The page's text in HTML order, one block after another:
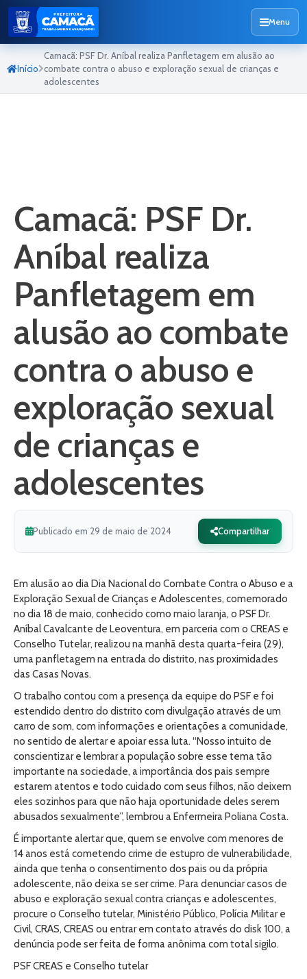
Menu
Início
Camacã: PSF Dr. Aníbal realiza Panfletagem em alusão ao
combate contra o abuso e exploração sexual de crianças e
adolescentes
Camacã: PSF Dr.
Aníbal realiza
Panfletagem em
alusão ao combate
contra o abuso e
exploração sexual
de crianças e
adolescentes
Publicado em 29 de maio de 2024 Compartilhar
Em alusão ao dia Dia Nacional do Combate Contra o Abuso e a
Exploração Sexual de Crianças e Adolescentes, comemorado
no dia 18 de maio, conhecido como maio laranja, o PSF Dr.
Aníbal Cavalcante de Leoventura, em parceria com o CREAS e
Conselho Tutelar, realizou na manhã desta quarta-feira (29),
uma panfletagem na entrada do distrito, nas proximidades
das Casas Novas.
O trabalho contou com a presença da equipe do PSF e foi
estendido dentro do distrito com divulgação através de um
carro de som, com informações e orientações a comunidade,
no sentido de alertar e apoiar essa luta. “Nosso intuito de
conscientizar e lembrar a população sobre esse tema tão
importante na sociedade, a importância dos pais sempre
estarem atentos e todo cuidado com seus filhos, não deixem
eles sozinhos para que não haja oportunidade deles serem
abusados sexualmente”, lembrou a Enfermeira Poliana Costa.
É importante alertar que, quem se envolve com menores de
14 anos está cometendo crime de estupro de vulnerabilidade,
ainda que tenha o consentimento dos pais ou da própria
adolescente, não deixa se ser crime. Para denunciar casos de
abuso e exploração sexual contra crianças e adolescentes,
procure o Conselho tutelar, Ministério Público, Polícia Militar e
Civil, CRAS, CREAS ou entrar em contato através do disk 100, a
denúncia pode ser feita de forma anônima com total sigilo.
PSF CREAS e Conselho tutelar